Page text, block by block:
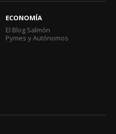
ECONOMÍA
El Blog Salmón
Pymes y Autónomos